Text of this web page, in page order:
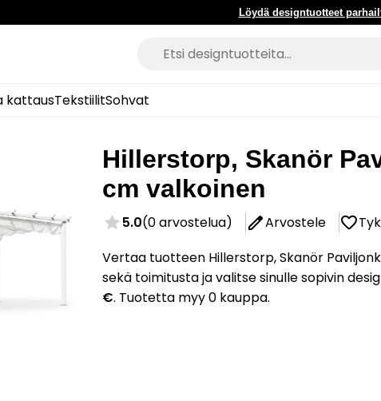
Löydä designtuotteet
kattausTekstiilitSohvat
Hillerstorp, Skanör
cm valkoinen
5.0(0 arvostelua) Arvostele
Vertaa tuotteen Hillerstorp, Skanör
sekä toimitusta ja valitse sinulle sopivin
€. Tuotetta myy 0 kauppa.